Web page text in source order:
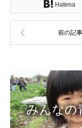
Hatena
みんな